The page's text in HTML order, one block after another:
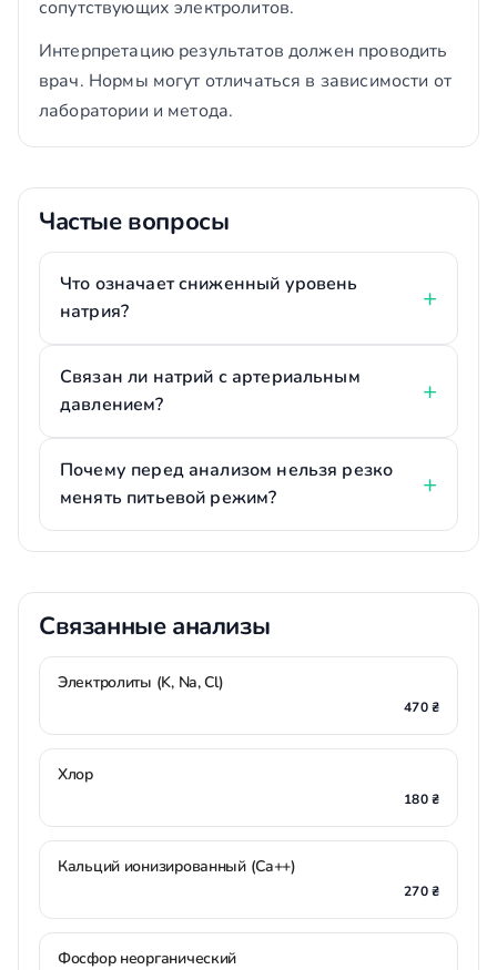
сопутствующих электролитов.
Интерпретацию результатов должен проводить
врач. Нормы могут отличаться в зависимости от
лаборатории и метода.
Частые вопросы
Что означает сниженный уровень
натрия?
Связан ли натрий с артериальным
давлением?
Почему перед анализом нельзя резко
менять питьевой режим?
Связанные анализы
Электролиты (K, Na, Cl)
470 ₴
Хлор
180 ₴
Кальций ионизированный (Ca++)
270 ₴
Фосфор неорганический